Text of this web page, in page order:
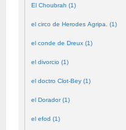
El Choubrah (1)
el circo de Herodes Agripa. (1)
el conde de Dreux (1)
el divorcio (1)
el doctro Clot-Bey (1)
el Dorador (1)
el efod (1)